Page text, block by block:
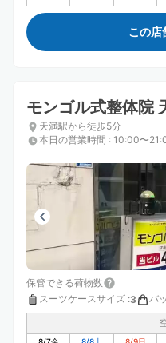
この店
モンゴル式整体院
天満駅から徒歩5分
本日の営業時間 : 10:00〜
保管できる荷物数
スーツケースサイズ :3 バ